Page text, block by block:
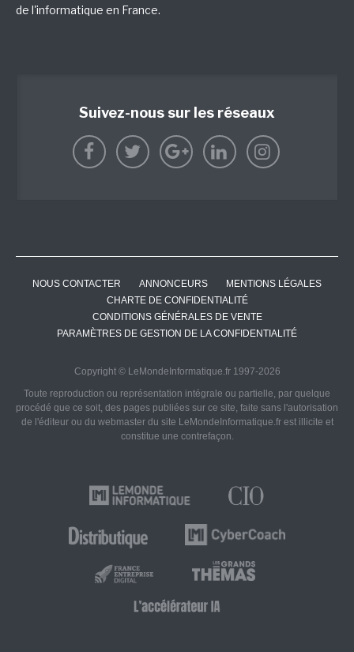
de l'informatique en France.
Suivez-nous sur les réseaux
NOUS CONTACTER ANNONCEURS
MENTIONS LÉGALES
CHARTE DE CONFIDENTIALITÉ
CONDITIONS GÉNÉRALES DE VENTE
PARAMÈTRES DE GESTION DE LA CONFIDENTIALITÉ
Copyright © LeMondeInformatique.fr 1997-2026
Toute reproduction ou représentation intégrale ou partielle, par quelque
procédé que ce soit, des pages publiées sur ce site, faite sans l'autorisation
de l'éditeur ou du webmaster du site LeMondeInformatique.fr est illicite et
constitue une contrefaçon.